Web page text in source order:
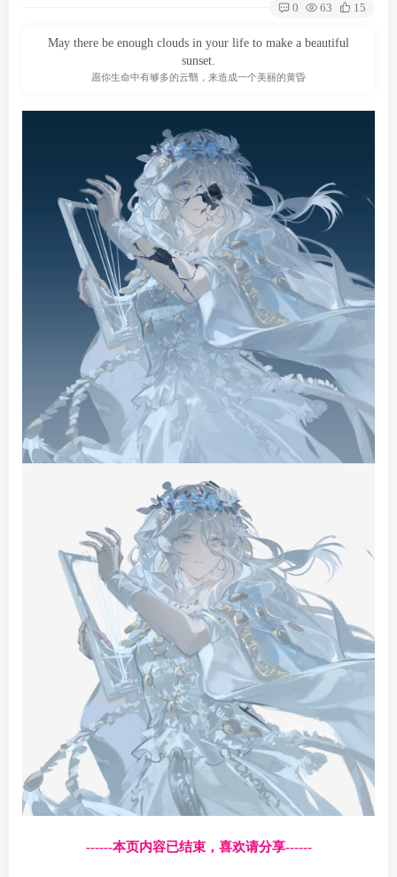
0 63 15
May there be enough clouds in your life to make a beautiful
sunset.
愿你生命中有够多的云翳，来造成一个美丽的黄昏
------本页内容已结束，喜欢请分享------